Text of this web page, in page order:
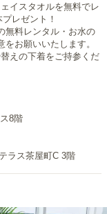
イスタオルを無料でレ
レゼント！
無料レンタル・お水の
お願いいたします。
えの下着をご持参くだ
8階
ラス茶屋町C 3階